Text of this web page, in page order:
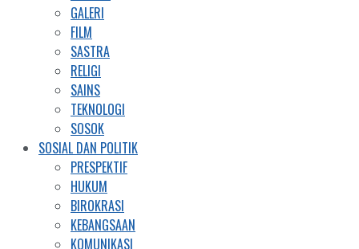
GALERI
FILM
SASTRA
RELIGI
SAINS
TEKNOLOGI
SOSOK
SOSIAL DAN POLITIK
PRESPEKTIF
HUKUM
BIROKRASI
KEBANGSAAN
KOMUNIKASI